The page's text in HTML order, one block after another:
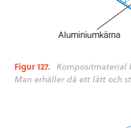
Figur 127. Kompositmaterial
Man erhåller då ett lätt och